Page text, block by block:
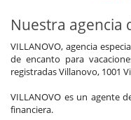
Nuestra agencia
VILLANOVO, agencia
de encanto para
registradas Villanovo, 1001
VILLANOVO es un agente
financiera.